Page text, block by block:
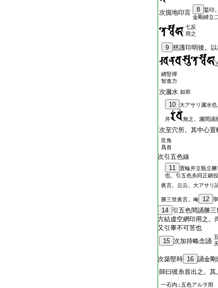
次掘地印言 8
鍫印
金剛縛立
七反
用之
9 慈護印明後。
縛竪禪
智進力
次灑水 如前
10 大アサリ灑水
并 無之。灑間誦
次至穴所。其中心置
艮角
爲首
次引五色線
11
置輪并立瓶立
也。引五色糸同正鎭
眞言。云云。大アサリ
勝三世眞言。唵 12
14 引五色間誦勝
方結虚空網印用之。
又引畢不可苦也
15 次加持略念誦
次築堅時 16 誦金剛
師曰彼糸首出之。其
一石内ニ五色アルヲ用